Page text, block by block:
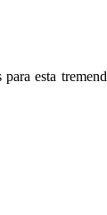
esta